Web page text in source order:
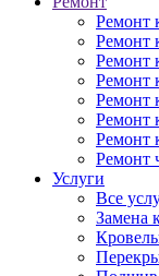
Ремонт
Ремонт
Ремонт
Ремонт
Ремонт
Ремонт
Ремонт
Ремонт
Услуги
Все
Замена